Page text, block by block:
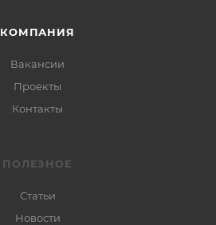
КОМПАНИЯ
Вакансии
Проекты
Контакты
ПОЛЕЗНОЕ
Статьи
Новости